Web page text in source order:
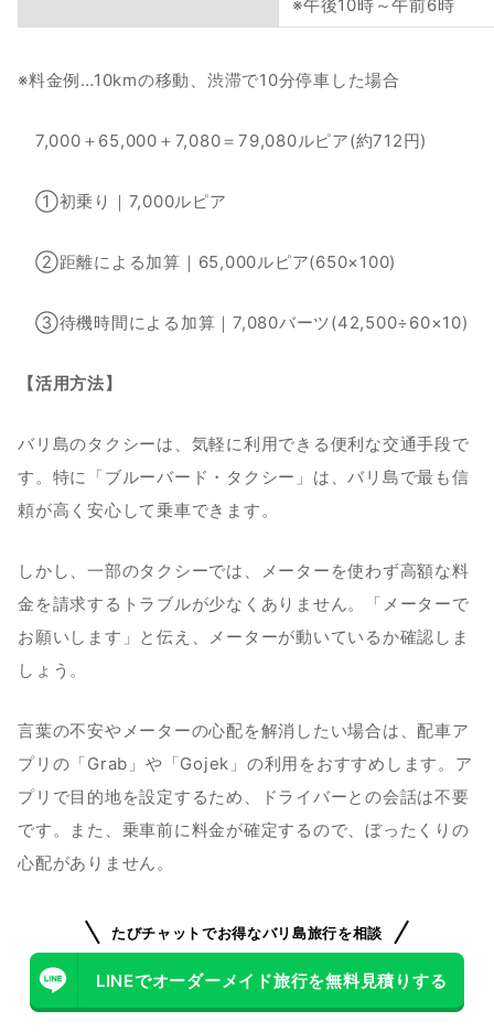
※午後10時～午前6時
※料金例…10kmの移動、渋滞で10分停車した場合
7,000＋65,000＋7,080＝79,080ルピア(約712円)
①初乗り｜7,000ルピア
②距離による加算｜65,000ルピア(650×100)
③待機時間による加算｜7,080バーツ(42,500÷60×10)
【活用方法】
バリ島のタクシーは、気軽に利用できる便利な交通手段で
す。特に「ブルーバード・タクシー」は、バリ島で最も信
頼が高く安心して乗車できます。
しかし、一部のタクシーでは、メーターを使わず高額な料
金を請求するトラブルが少なくありません。「メーターで
お願いします」と伝え、メーターが動いているか確認しま
しょう。
言葉の不安やメーターの心配を解消したい場合は、配車ア
プリの「Grab」や「Gojek」の利用をおすすめします。ア
プリで目的地を設定するため、ドライバーとの会話は不要
です。また、乗車前に料金が確定するので、ぼったくりの
心配がありません。
たびチャットでお得なバリ島旅行を相談
LINEでオーダーメイド旅行を無料見積りする